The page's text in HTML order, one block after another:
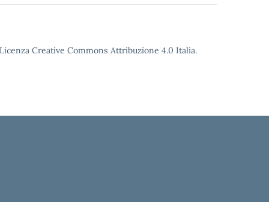
Creative Commons Attribuzione 4.0 Italia.